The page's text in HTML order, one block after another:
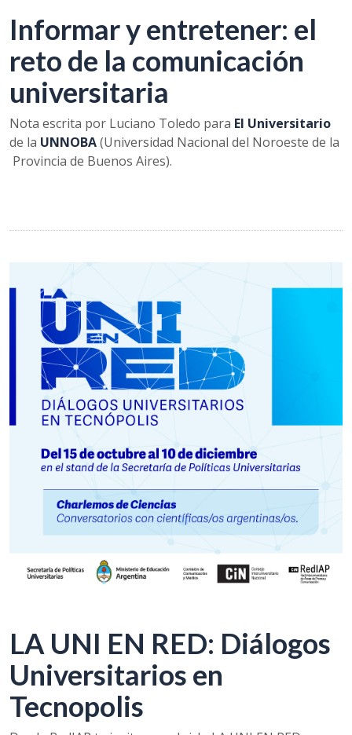
Informar y entretener: el
reto de la comunicación
universitaria
Nota escrita por Luciano Toledo para El Universitario
de la UNNOBA(Universidad Nacional del Noroeste de la
Provincia de Buenos Aires).
LA UNI EN RED: Diálogos
Universitarios en
Tecnopolis